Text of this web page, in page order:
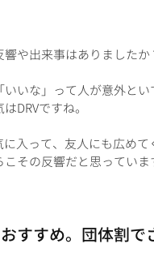
や出来事はありましたか
いな」って人が意外と
DRVですね。
に入って、友人にも広め
その反響だと思っていま
すすめ。団体割で